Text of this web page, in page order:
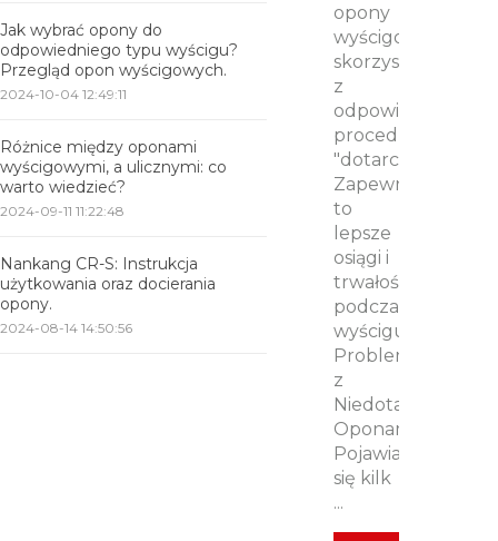
opony
wyścigowe
skorzystają
z
odpowiedniej
procedury
"dotarcia".
Zapewnia
to
lepsze
osiągi i
trwałość
podczas
wyścigu.
Problemy
z
Niedotartymi
Oponami
Pojawia
się kilk
...
Jak wybrać opony do
odpowiedniego typu wyścigu?
Przegląd opon wyścigowych.
2024-10-04 12:49:11
Różnice między oponami
wyścigowymi, a ulicznymi: co
warto wiedzieć?
2024-09-11 11:22:48
Nankang CR-S: Instrukcja
użytkowania oraz docierania
opony.
2024-08-14 14:50:56